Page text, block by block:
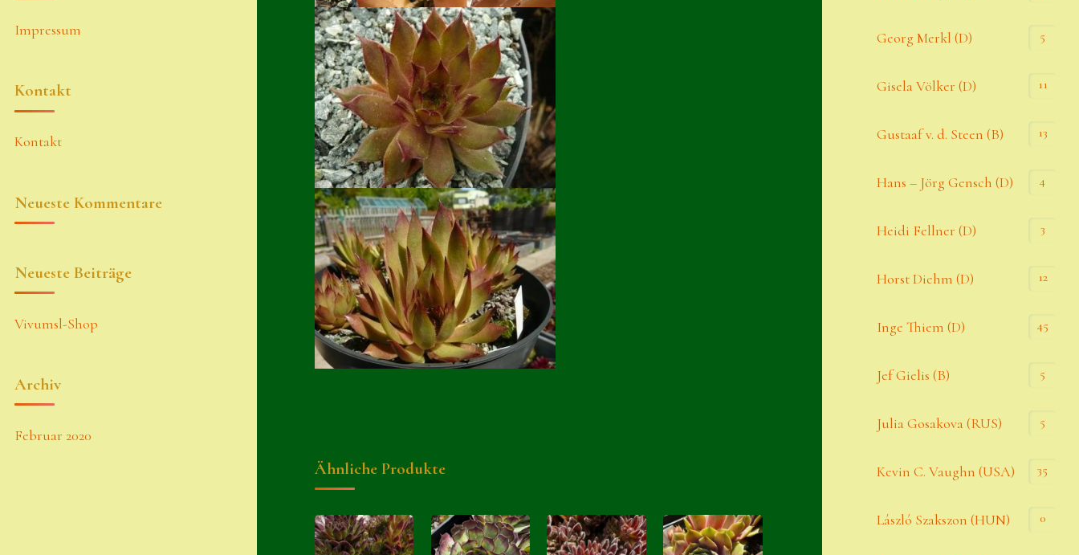
Ähnliche Produkte
Impressum
Kontakt
Kontakt
Neueste Kommentare
Neueste Beiträge
Vivumsl-Shop
Archiv
Februar 2020
Georg Merkl (D) 5
Gisela Völker (D) 11
Gustaaf v. d. Steen (B) 13
Hans – Jörg Gensch (D) 4
Heidi Fellner (D) 3
Horst Diehm (D) 12
Inge Thiem (D) 45
Jef Gielis (B) 5
Julia Gosakova (RUS) 5
Kevin C. Vaughn (USA) 35
László Szakszon (HUN) 0